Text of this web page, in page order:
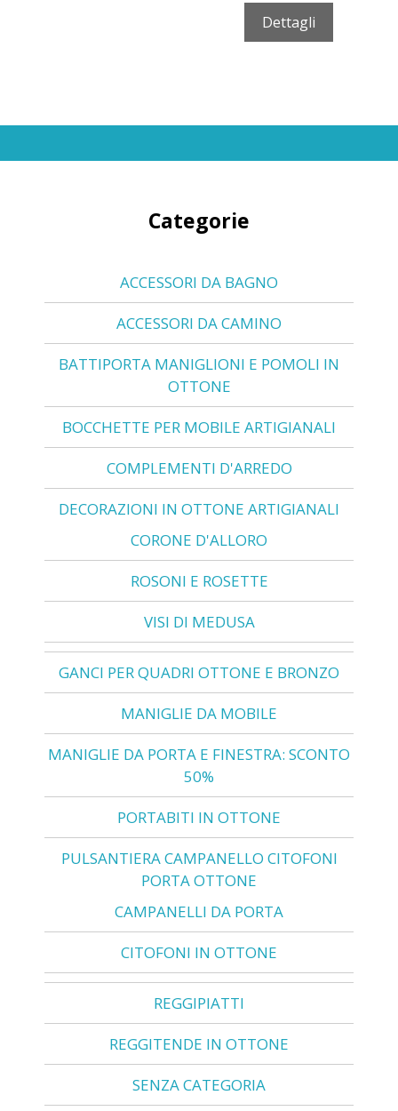
Dettagli
Categorie
ACCESSORI DA BAGNO
ACCESSORI DA CAMINO
BATTIPORTA MANIGLIONI E POMOLI IN
OTTONE
BOCCHETTE PER MOBILE ARTIGIANALI
COMPLEMENTI D'ARREDO
DECORAZIONI IN OTTONE ARTIGIANALI
CORONE D'ALLORO
ROSONI E ROSETTE
VISI DI MEDUSA
GANCI PER QUADRI OTTONE E BRONZO
MANIGLIE DA MOBILE
MANIGLIE DA PORTA E FINESTRA: SCONTO
50%
PORTABITI IN OTTONE
PULSANTIERA CAMPANELLO CITOFONI
PORTA OTTONE
CAMPANELLI DA PORTA
CITOFONI IN OTTONE
REGGIPIATTI
REGGITENDE IN OTTONE
SENZA CATEGORIA